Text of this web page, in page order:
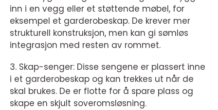
inn i en vegg eller et støttende møbel, for
eksempel et garderobeskap. De krever mer
strukturell konstruksjon, men kan gi sømløs
integrasjon med resten av rommet.
3. Skap-senger: Disse sengene er plassert inne
i et garderobeskap og kan trekkes ut når de
skal brukes. De er flotte for å spare plass og
skape en skjult soveromsløsning.